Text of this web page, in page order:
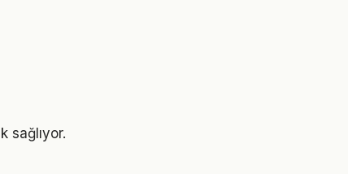
sağlıyor.